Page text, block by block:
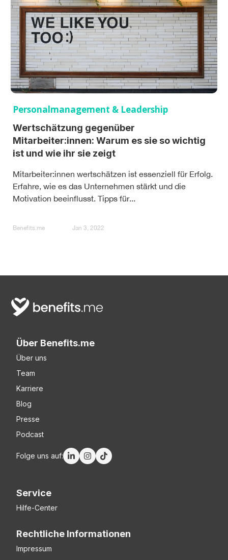
Personalmanagement & Leadership
Wertschätzung gegenüber
Mitarbeiter:innen: Warum es sie so wichtig
ist und wie ihr sie zeigt
Mitarbeiter:innen wertschätzen ist essenziell für Erfolg.
Erfahre, wie es das Unternehmen stärkt und die
Motivation beeinflusst. Tipps für...
Benefits.me Jan 3, 2022
Über Benefits.me
Über uns
Team
Karriere
Blog
Presse
Podcast
Folge uns auf:
Service
Hilfe-Center
Rechtliche Informationen
Impressum